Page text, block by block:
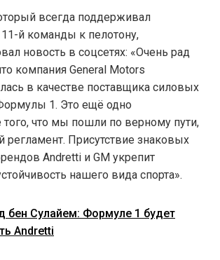
всегда поддерживал
й команды к пелотону,
новость в соцсетях: «Очень рад
компания General Motors
в качестве поставщика силовых
1. Это ещё одно
что мы пошли по верному пути,
регламент. Присутствие знаковых
Andretti и GM укрепит
нашего вида спорта».
бен Сулайем: Формуле 1 будет
Andretti